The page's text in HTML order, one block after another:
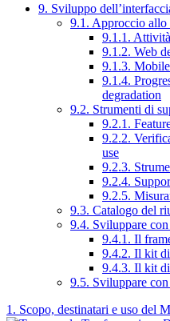
9. Sviluppo
9.1. Approccio allo
9.1.1.
9.1.2. Web
9.1.3.
9.1.4.
degradation
9.2. Strumenti di
9.2.1.
9.2.2.
use
9.2.3.
9.2.4.
9.2.5.
9.3. Catalogo del
9.4. Sviluppare
9.4.1. Il
9.4.2. Il kit
9.4.3. Il kit
9.5. Sviluppare
1. Scopo, destinatari e uso del